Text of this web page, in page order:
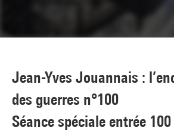
Jean-Yves Jouannais :
des guerres n°100
Séance spéciale entrée 100